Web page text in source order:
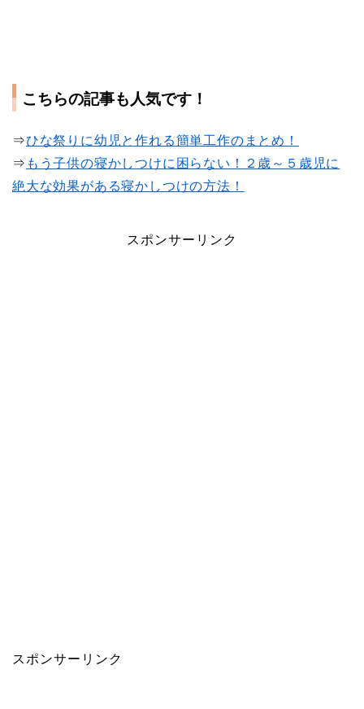
こちらの記事も人気です！
⇒ひな祭りに幼児と作れる簡単工作のまとめ！
⇒ もう子供の寝かしつけに困らない！２歳～５歳児に
絶大な効果がある寝かしつけの方法！
スポンサーリンク
スポンサーリンク